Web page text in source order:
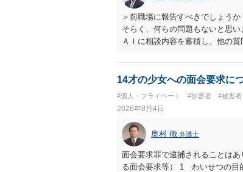
＞前職場に報告すべきでしょう
そらく、何らの問題もないと思
ＡＩに相談内容を蓄積し、他の
ので、その情報自体が、秘密情
中傷の不特定多数への公開に当
して書き込んだとしても）、相
参考まで。
14才の少女への面会要求に
#個人・プライベート #加害者 #被害者
2026年8月4日
奥村 徹 弁護士
面会要求罪で逮捕されることは
る面会要求等） 1 わいせつの目